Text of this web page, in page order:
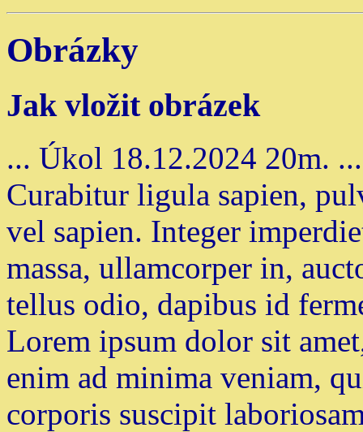
Obrázky
Jak vložit obrázek
... Úkol 18.12.2024 20m. ...
Curabitur ligula sapien,
vel sapien. Integer
massa, ullamcorper in,
tellus odio, dapibus id
Lorem ipsum dolor sit
enim ad minima veniam,
corporis suscipit